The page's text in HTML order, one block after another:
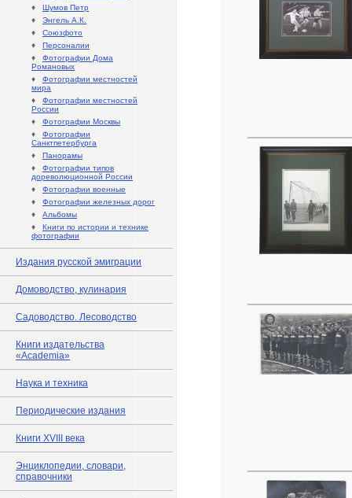
♦ Шумов Петр
♦ Энгель А.К.
♦ Союзфото
♦ Персоналии
♦ Фотографии Дома
Романовых
♦ Фотографии местностей
мира
♦ Фотографии местностей
России
♦ Фотографии Москвы
♦ Фотографии
Санктпетербурга
♦ Панорамы
♦ Фотографии типов
дореволюционной России
♦ Фотографии военные
♦ Фотографии железных дорог
♦ Альбомы
♦ Книги по истории и технике
фотографии
Издания русской эмиграции
Домоводство, кулинария
Садоводство. Лесоводство
Книги издательства
«Academia»
Наука и техника
Периодические издания
Книги XVIII века
Энциклопедии, словари,
справочники